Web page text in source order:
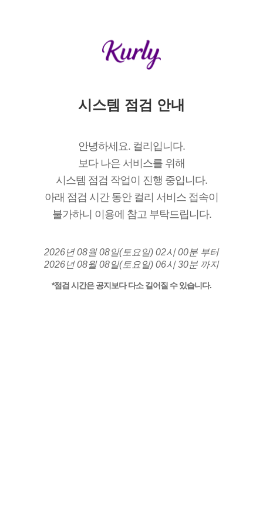
시스템 점검 안내
안녕하세요. 컬리입니다.
보다 나은 서비스를 위해
시스템 점검 작업이 진행 중입니다.
아래 점검 시간 동안 컬리 서비스 접속이
불가하니 이용에 참고 부탁드립니다.
2026년 08월 08일(토요일) 02시 00분 부터
2026년 08월 08일(토요일) 06시 30분 까지
*점검 시간은 공지보다 다소 길어질 수 있습니다.